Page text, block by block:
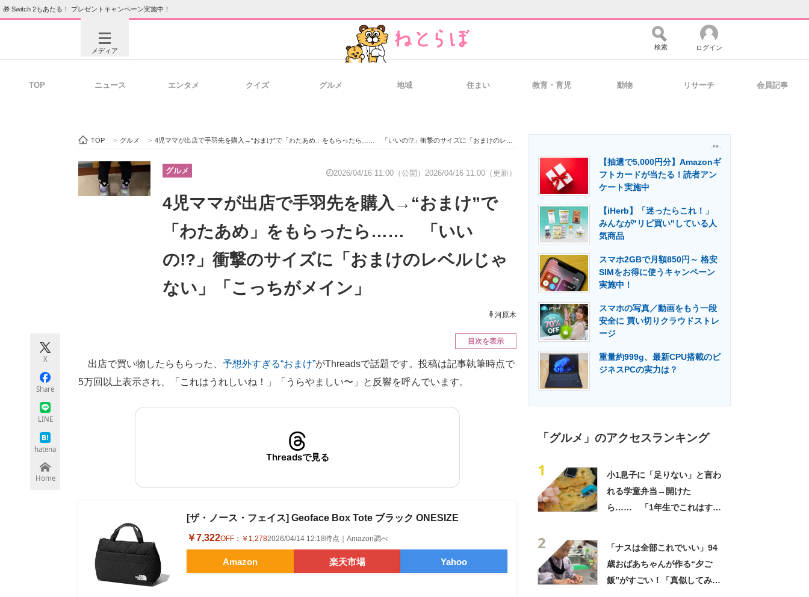
🎁 Switch 2もあたる！ プレゼントキャンペーン実施中！
メディア
ビジネスと働き方のヒント 経営リーダーのコミュニティ マーケ×ITの今がよく分かる
製造業のIT導入・活用を支援
エネルギーの専門メディア 建設×テクノロジーの最前線
検索 ログイン
TOP ニュース エンタメ クイズ グルメ 地域 住まい 教育・育児 動物 リサーチ 会員記事
TOP > グルメ > 4児ママが出店で手羽先を購入→“おまけ”で「わたあめ」をもらったら…… 「いいの!?」衝撃のサイズに「おまけのレベルじゃない」「こっちがメイン」
グルメ 2026/04/16 11:00（公開） 2026/04/16 11:00（更新）
4児ママが出店で手羽先を購入→“おまけ”で
「わたあめ」をもらったら…… 「いい
の!?」衝撃のサイズに「おまけのレベルじゃ
ない」「こっちがメイン」
河原木
X
Share
LINE
hatena
Home
目次を表示
出店で買い物したらもらった、 予想外すぎる“おまけ”がThreadsで話題です。投稿は記事執筆時点で
5万回以上表示され、「これはうれしいね！」「うらやましい〜」と反響を呼んでいます。
Threadsで見る
[ザ・ノース・フェイス] Geoface Box Tote ブラック ONESIZE
￥7,322OFF： ￥1,2782026/04/14 12:18時点｜Amazon調べ
Amazon 楽天市場 Yahoo
- PR -
【抽選で5,000円分】Amazonギ
フトカードが当たる！読者アン
ケート実施中
【iHerb】「迷ったらこれ！」
みんなが"リピ買い"している人
気商品
スマホ2GBで月額850円～ 格安
SIMをお得に使うキャンペーン
実施中！
スマホの写真／動画をもう一段
安全に 買い切りクラウドストレ
ージ
重量約999g、最新CPU搭載のビ
ジネスPCの実力は？
「グルメ」のアクセスランキング
1
小1息子に「足りない」と言わ
れる学童弁当→開けた
ら…… 「1年生でこれはすご
2
「ナスは全部これでいい」94
歳おばあちゃんが作る“夕ご
飯”がすごい！「真似してみま